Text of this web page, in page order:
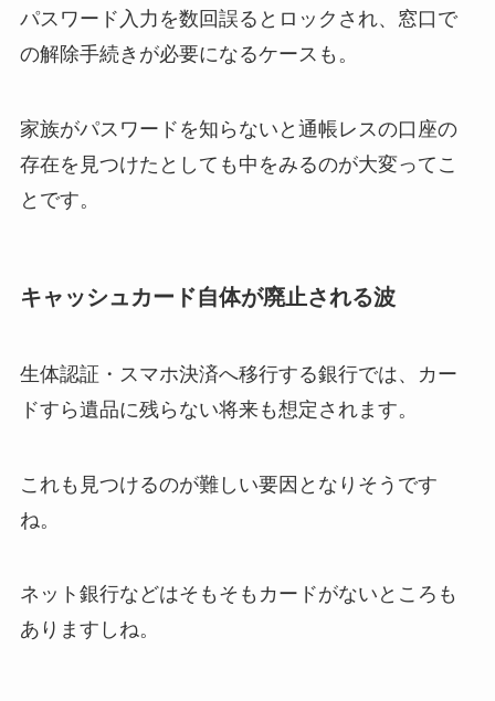
パスワード入力を数回誤るとロックされ、窓口で
の解除手続きが必要になるケースも。
家族がパスワードを知らないと通帳レスの口座の
存在を見つけたとしても中をみるのが大変ってこ
とです。
キャッシュカード自体が廃止される波
生体認証・スマホ決済へ移行する銀行では、カー
ドすら遺品に残らない将来も想定されます。
これも見つけるのが難しい要因となりそうです
ね。
ネット銀行などはそもそもカードがないところも
ありますしね。